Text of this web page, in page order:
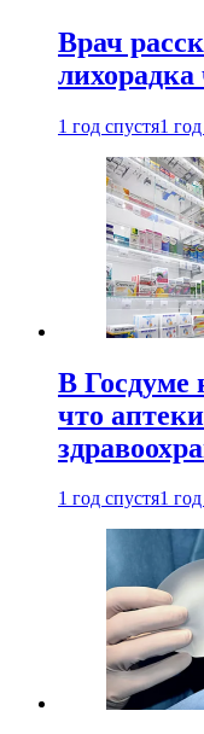
Врач
1 год спустя1
В Госдуме
что
1 год спустя1